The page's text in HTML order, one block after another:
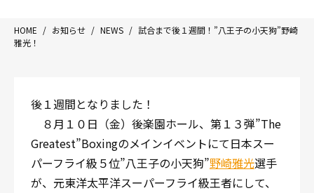
〒192-0072 東京都八王子市南町3-8 第2原嶋ビル1F
Tel/Fax：042-622-7222
営業時間：月〜土 14:00〜22:00 / 日・祝 14:00〜19:00
入会案内
サポーター募集
HOME / お知らせ / NEWS / 試合まで後１週間！”八王子の小天狗”野崎
雅光！
後１週間となりました！
８月１０日（金）後楽園ホール、第１３弾”The
Greatest”Boxingのメインイベントにて日本スー
パーフライ級５位”八王子の小天狗”野崎雅光選手
が、元東洋太平洋スーパーフライ級王者にして、